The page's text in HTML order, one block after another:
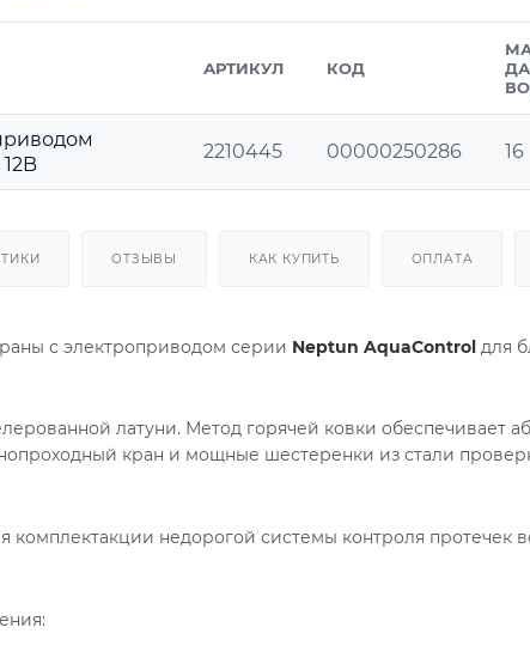
АРТИКУЛ КОД
2210445 00000250286 16
ОТЗЫВЫ КАК КУПИТЬ ОПЛАТА
с электроприводом серии Neptun AquaControl для
латуни. Метод горячей ковки обеспечивает
кран и мощные шестеренки из стали
комплектакции недорогой системы контроля протечек